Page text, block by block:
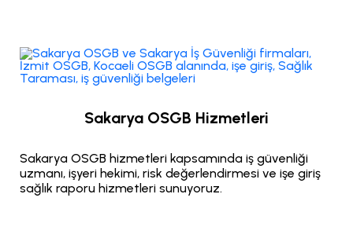
Sakarya OSGB Hizmetleri
Sakarya OSGB hizmetleri kapsamında iş güvenliği
uzmanı, işyeri hekimi, risk değerlendirmesi ve işe giriş
sağlık raporu hizmetleri sunuyoruz.